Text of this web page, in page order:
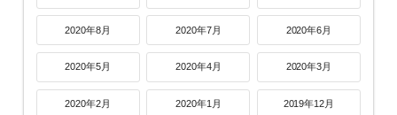
2020年8月 2020年7月 2020年6月
2020年5月 2020年4月 2020年3月
2020年2月 2020年1月 2019年12月